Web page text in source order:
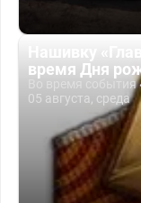
Нашивку
время Дня
Во время
05 августа, среда